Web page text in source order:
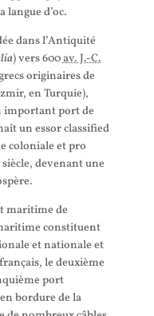
langue d’oc.
dans l’Antiquité
) vers 600av. J.-C.
originaires de
en Turquie),
important port de
un essor classified
coloniale et pro
siècle, devenant une
maritime de
constituent
et nationale et
le deuxième
port
bordure de la